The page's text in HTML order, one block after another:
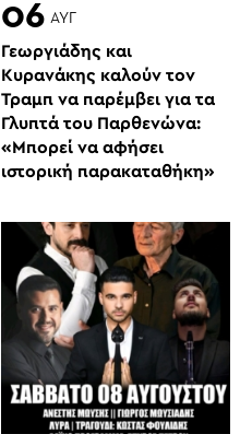
06 ΑΥΓ
Γεωργιάδης και
Κυρανάκης καλούν τον
Τραμπ να παρέμβει για τα
Γλυπτά του Παρθενώνα:
«Μπορεί να αφήσει
ιστορική παρακαταθήκη»